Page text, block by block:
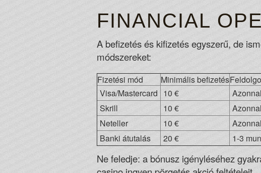
FINANCIAL
A befizetés és kifizetés egyszerű, de
módszereket:
Fizetési mód Minimális befizetés
Visa/Mastercard 10 € Azonnal
Skrill
10 € Azonnal
Neteller
10 € Azonnal
Banki átutalás
20 € 1-3
Ne feledje: a bónusz igényléséhez